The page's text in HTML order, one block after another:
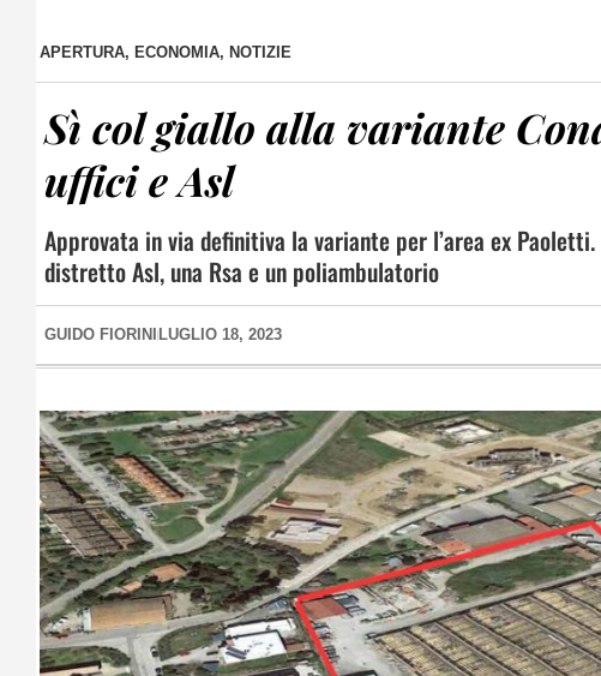
APERTURA, ECONOMIA, NOTIZIE
Sì col giallo alla variante
uffici e Asl
Approvata in via definitiva la variante per l’area ex
distretto Asl, una Rsa e un poliambulatorio
GUIDO FIORINI LUGLIO 18, 2023